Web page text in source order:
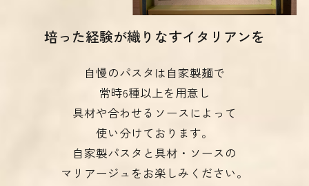
培った経験が織りなすイタリアンを
自慢のパスタは自家製麺で
常時6種以上を用意し
具材や合わせるソースによって
使い分けております。
自家製パスタと具材・ソースの
マリアージュをお楽しみください。